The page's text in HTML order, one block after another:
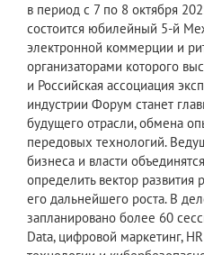
в период с 7 по 8 октября
состоится юбилейный 5-й
электронной коммерции и
организаторами которого
и Российская ассоциация
индустрии Форум станет
будущего отрасли, обмена
передовых технологий.
бизнеса и власти
определить вектор
его дальнейшего роста. В
запланировано более 60
Data, цифровой маркетинг,